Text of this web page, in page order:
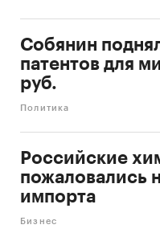
Собянин
патентов для
руб.
Политика
Российские
пожаловались
импорта
Бизнес